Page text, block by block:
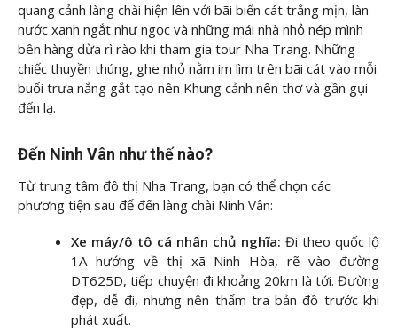
quang cảnh làng chài hiện lên với bãi biển cát trắng mịn, làn
nước xanh ngắt như ngọc và những mái nhà nhỏ nép mình
bên hàng dừa rì rào khi tham gia tour Nha Trang. Những
chiếc thuyền thúng, ghe nhỏ nằm im lìm trên bãi cát vào mỗi
buổi trưa nắng gắt tạo nên Khung cảnh nên thơ và gần gụi
đến lạ.
Đến Ninh Vân như thế nào?
Từ trung tâm đô thị Nha Trang, bạn có thể chọn các
phương tiện sau để đến làng chài Ninh Vân:
Xe máy/ô tô cá nhân chủ nghĩa: Đi theo quốc lộ
1A hướng về thị xã Ninh Hòa, rẽ vào đường
DT625D, tiếp chuyện đi khoảng 20km là tới. Đường
đẹp, dễ đi, nhưng nên thẩm tra bản đồ trước khi
phát xuất.